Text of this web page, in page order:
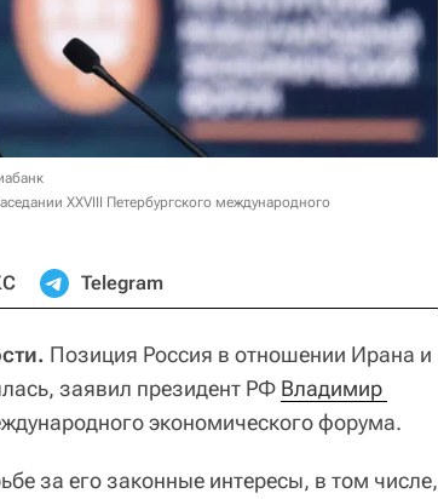
XXVIII Петербургского международного
Telegram
Позиция Россия в отношении Ирана и
заявил президент РФ Владимир
экономического форума.
за его законные интересы, в том числе,